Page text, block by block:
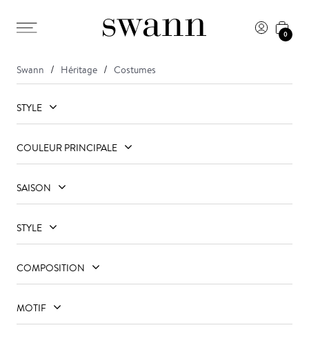
0
Swann Héritage Costumes
STYLE
COULEUR PRINCIPALE
SAISON
STYLE
COMPOSITION
MOTIF